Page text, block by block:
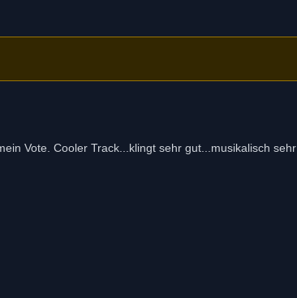
Vote. Cooler Track...klingt sehr gut...musikalisch sehr